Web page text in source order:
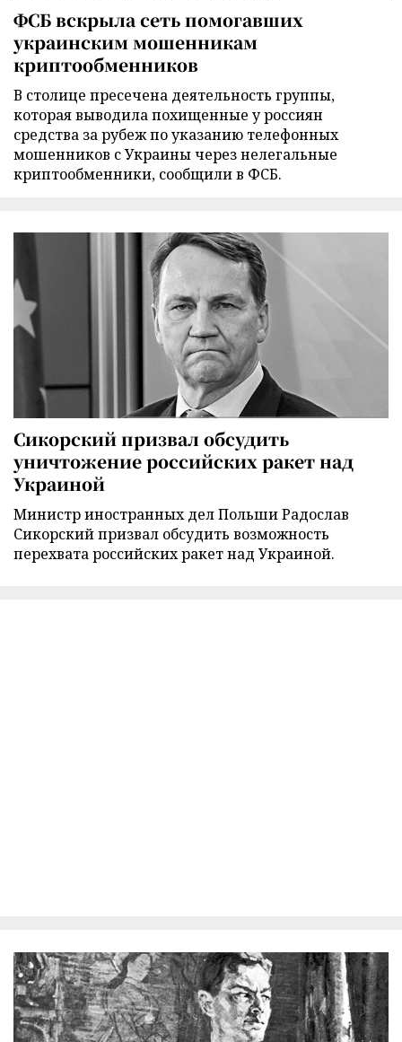
ФСБ вскрыла сеть помогавших
украинским мошенникам
криптообменников
В столице пресечена деятельность группы,
которая выводила похищенные у россиян
средства за рубеж по указанию телефонных
мошенников с Украины через нелегальные
криптообменники, сообщили в ФСБ.
Сикорский призвал обсудить
уничтожение российских ракет над
Украиной
Министр иностранных дел Польши Радослав
Сикорский призвал обсудить возможность
перехвата российских ракет над Украиной.